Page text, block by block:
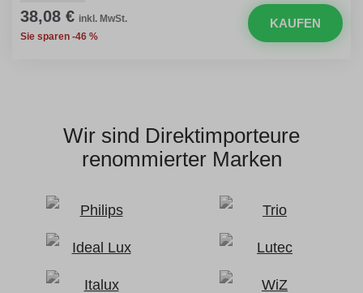
38,08 € inkl. MwSt.
Sie sparen -46 %
KAUFEN
Wir sind Direktimporteure
renommierter Marken